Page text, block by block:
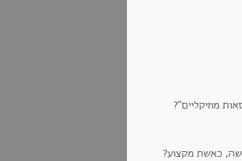
מוזיקליים"?
כאשת מקצוע?